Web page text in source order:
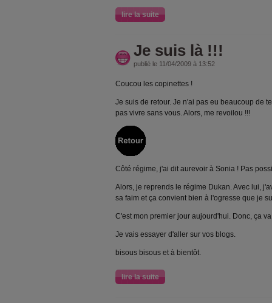
lire la suite
Je suis là !!!
publié le 11/04/2009 à 13:52
Coucou les copinettes !
Je suis de retour. Je n'ai pas eu beaucoup de
pas vivre sans vous. Alors, me revoilou !!!
Côté régime, j'ai dit aurevoir à Sonia ! Pas
Alors, je reprends le régime Dukan. Avec lui,
sa faim et ça convient bien à l'ogresse que je
C'est mon premier jour aujourd'hui. Donc, ça
Je vais essayer d'aller sur vos blogs.
bisous bisous et à bientôt.
lire la suite